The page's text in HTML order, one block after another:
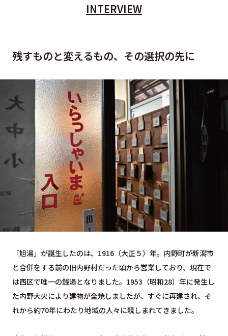
INTERVIEW
残すものと変えるもの、その選択の先に
「旭湯」が誕生したのは、1916（大正５）年。内野町が新潟市
と合併をする前の旧内野村だった頃から営業しており、現在で
は西区で唯一の銭湯となりました。1953（昭和28）年に発生し
た内野大火により建物が全焼しましたが、すぐに再建され、そ
れから約70年にわたり地域の人々に親しまれてきました。